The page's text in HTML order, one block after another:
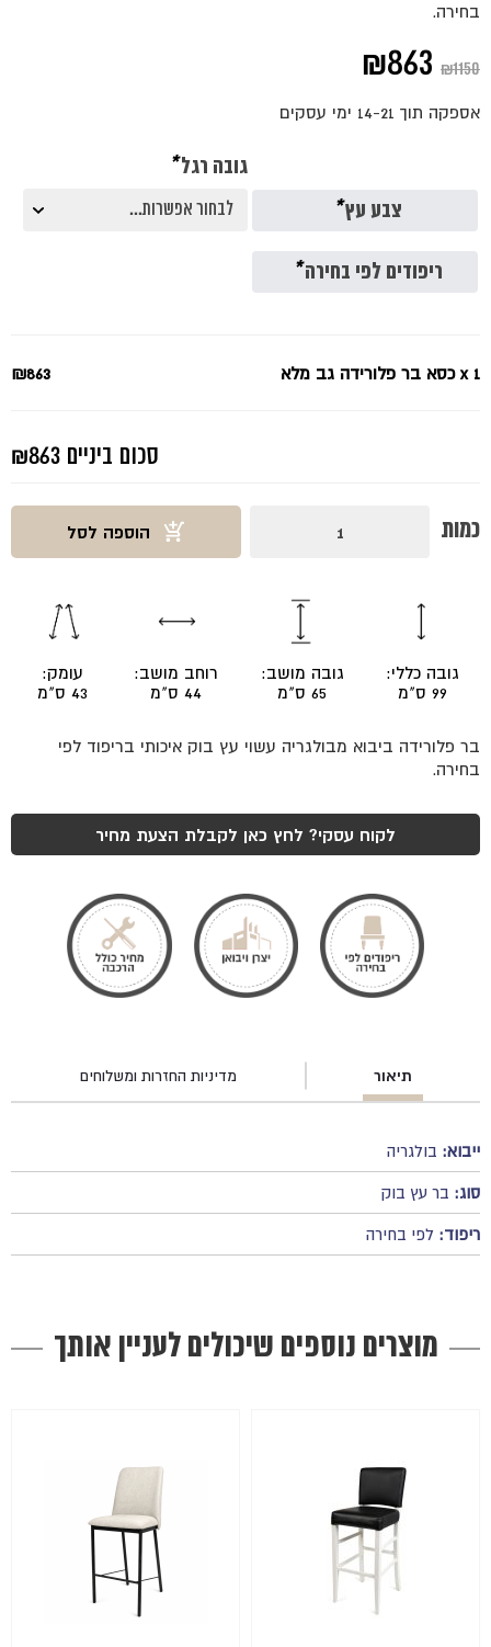
בחירה.
₪1150
המחיר
המקורי
₪863
הנוכחי
אספקה תוך 14-21 ימי עסקים
צבע עץ*
גובה רגל*
ריפודים לפי בחירה*
x 1כסא בר פלורידה גב מלא ₪863
סכום ביניים ₪863
כמות
גב
מלא
הוספה לסל
גובה כללי:
99 ס"מ
גובה מושב:
65 ס"מ
רוחב מושב:
44 ס"מ
עומק:
43 ס"מ
בר פלורידה ביבוא מבולגריה עשוי עץ בוק איכותי בריפוד לפי
בחירה.
לקוח עסקי? לחץ כאן לקבלת הצעת מחיר
תיאור מדיניות החזרות ומשלוחים
ייבוא: בולגריה
סוג: בר עץ בוק
ריפוד: לפי בחירה
מוצרים נוספים שיכולים לעניין אותך